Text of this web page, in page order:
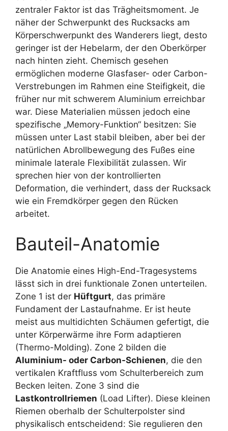
zentraler Faktor ist das Trägheitsmoment. Je
näher der Schwerpunkt des Rucksacks am
Körperschwerpunkt des Wanderers liegt, desto
geringer ist der Hebelarm, der den Oberkörper
nach hinten zieht. Chemisch gesehen
ermöglichen moderne Glasfaser- oder Carbon-
Verstrebungen im Rahmen eine Steifigkeit, die
früher nur mit schwerem Aluminium erreichbar
war. Diese Materialien müssen jedoch eine
spezifische „Memory-Funktion“ besitzen: Sie
müssen unter Last stabil bleiben, aber bei der
natürlichen Abrollbewegung des Fußes eine
minimale laterale Flexibilität zulassen. Wir
sprechen hier von der kontrollierten
Deformation, die verhindert, dass der Rucksack
wie ein Fremdkörper gegen den Rücken
arbeitet.
Bauteil-Anatomie
Die Anatomie eines High-End-Tragesystems
lässt sich in drei funktionale Zonen unterteilen.
Zone 1 ist der Hüftgurt, das primäre
Fundament der Lastaufnahme. Er ist heute
meist aus multidichten Schäumen gefertigt, die
unter Körperwärme ihre Form adaptieren
(Thermo-Molding). Zone 2 bilden die
Aluminium- oder Carbon-Schienen, die den
vertikalen Kraftfluss vom Schulterbereich zum
Becken leiten. Zone 3 sind die
Lastkontrollriemen (Load Lifter). Diese kleinen
Riemen oberhalb der Schulterpolster sind
physikalisch entscheidend: Sie regulieren den